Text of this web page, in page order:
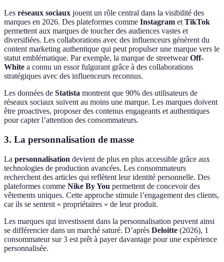
Les réseaux sociaux jouent un rôle central dans la visibilité des
marques en 2026. Des plateformes comme Instagram et TikTok
permettent aux marques de toucher des audiences vastes et
diversifiées. Les collaborations avec des influenceurs génèrent du
content marketing authentique qui peut propulser une marque vers le
statut emblématique. Par exemple, la marque de streetwearOff-
White a connu un essor fulgurant grâce à des collaborations
stratégiques avec des influenceurs reconnus.
Les données de Statista montrent que 90% des utilisateurs de
réseaux sociaux suivent au moins une marque. Les marques doivent
être proactives, proposer des contenus engageants et authentiques
pour capter l’attention des consommateurs.
3. La personnalisation de masse
La personnalisation devient de plus en plus accessible grâce aux
technologies de production avancées. Les consommateurs
recherchent des articles qui reflètent leur identité personnelle. Des
plateformes comme Nike By You permettent de concevoir des
vêtements uniques. Cette approche stimule l’engagement des clients,
car ils se sentent « propriétaires » de leur produit.
Les marques qui investissent dans la personnalisation peuvent ainsi
se différencier dans un marché saturé. D’après Deloitte (2026), 1
consommateur sur 3 est prêt à payer davantage pour une expérience
personnalisée.